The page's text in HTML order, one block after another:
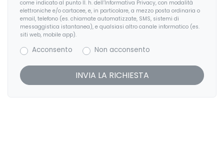
Luci diurne
Pacchetto sicurezza
Partenza in salita assistita
Personalizzazioni Linea e Stile
come indicato al punto II. h. dell’Informativa Privacy, con modalità
elettroniche e/o cartacee, e, in particolare, a mezzo posta ordinaria o
email, telefono (es. chiamate automatizzate, SMS, sistemi di
messaggistica istantanea), e qualsiasi altro canale informatico (es.
siti web, mobile app).
Acconsento Non acconsento